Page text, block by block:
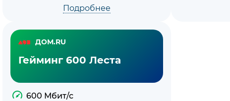
Подробнее
ДОМ.RU
Гейминг 600 Леста
600 Мбит/с